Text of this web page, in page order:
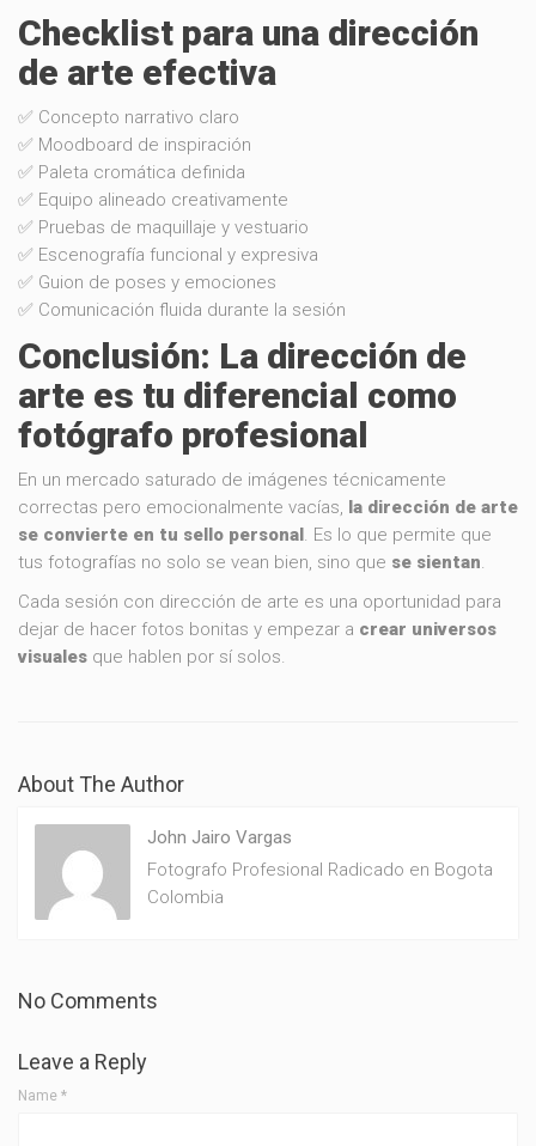
Checklist para una dirección
de arte efectiva
✅ Concepto narrativo claro
✅ Moodboard de inspiración
✅ Paleta cromática definida
✅ Equipo alineado creativamente
✅ Pruebas de maquillaje y vestuario
✅ Escenografía funcional y expresiva
✅ Guion de poses y emociones
✅ Comunicación fluida durante la sesión
Conclusión: La dirección de
arte es tu diferencial como
fotógrafo profesional
En un mercado saturado de imágenes técnicamente
correctas pero emocionalmente vacías, la dirección de arte
se convierte en tu sello personal. Es lo que permite que
tus fotografías no solo se vean bien, sino que se sientan.
Cada sesión con dirección de arte es una oportunidad para
dejar de hacer fotos bonitas y empezar a crear universos
visuales que hablen por sí solos.
About The Author
John Jairo Vargas
Fotografo Profesional Radicado en Bogota
Colombia
No Comments
Leave a Reply
Name *